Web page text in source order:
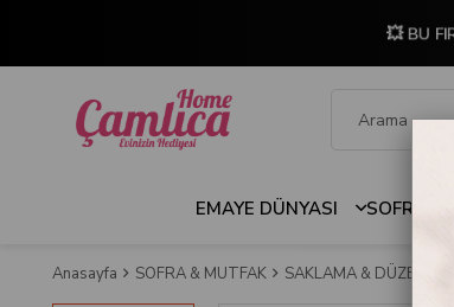
💥 BU
EMAYE DÜNYASI SOFRA &
Anasayfa SOFRA & MUTFAK SAKLAMA & DÜZENLEME